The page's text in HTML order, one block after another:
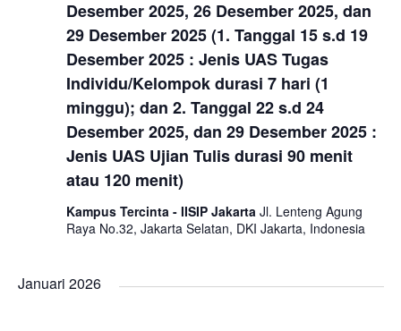
Desember 2025, 26 Desember 2025, dan
29 Desember 2025 (1. Tanggal 15 s.d 19
Desember 2025 : Jenis UAS Tugas
Individu/Kelompok durasi 7 hari (1
minggu); dan 2. Tanggal 22 s.d 24
Desember 2025, dan 29 Desember 2025 :
Jenis UAS Ujian Tulis durasi 90 menit
atau 120 menit)
Kampus Tercinta - IISIP Jakarta Jl. Lenteng Agung
Raya No.32, Jakarta Selatan, DKI Jakarta, Indonesia
Januari 2026